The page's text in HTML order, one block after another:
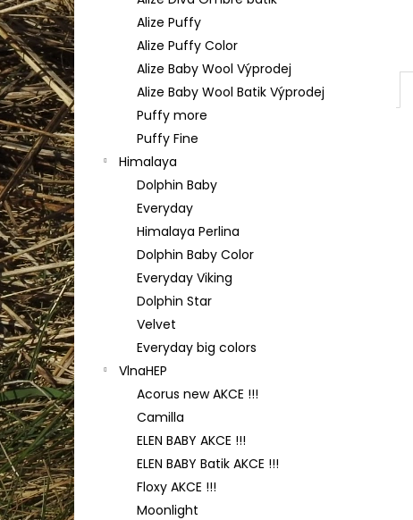
l
Alize Puffy
Alize Puffy Color
Alize Baby Wool Výprodej
Alize Baby Wool Batik Výprodej
Puffy more
Puffy Fine
Himalaya
Dolphin Baby
Everyday
Himalaya Perlina
Dolphin Baby Color
Everyday Viking
Dolphin Star
Velvet
Everyday big colors
VlnaHEP
Acorus new AKCE !!!
Camilla
ELEN BABY AKCE !!!
ELEN BABY Batik AKCE !!!
Floxy AKCE !!!
Moonlight
HIMALAYA DOLPHIN BABY 80356
60 Kč